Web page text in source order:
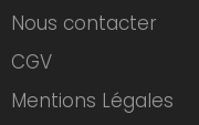
Nous contacter
CGV
Mentions Légales